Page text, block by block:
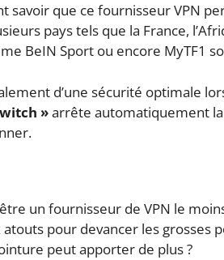
savoir que ce fournisseur VPN
pays tels que la France,
BeIN Sport ou encore MyTF1
d’une sécurité optimale
»arrête automatiquement
un fournisseur de VPN le
pour devancer les grosses
peut apporter de plus ?